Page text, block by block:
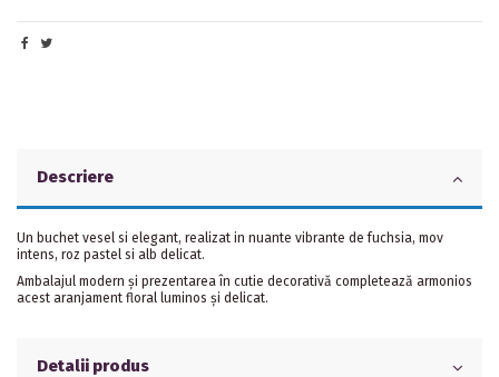
Descriere
Un buchet vesel si elegant, realizat in nuante vibrante de fuchsia, mov
intens, roz pastel si alb delicat.
Ambalajul modern și prezentarea în cutie decorativă completează armonios
acest aranjament floral luminos și delicat.
Detalii produs